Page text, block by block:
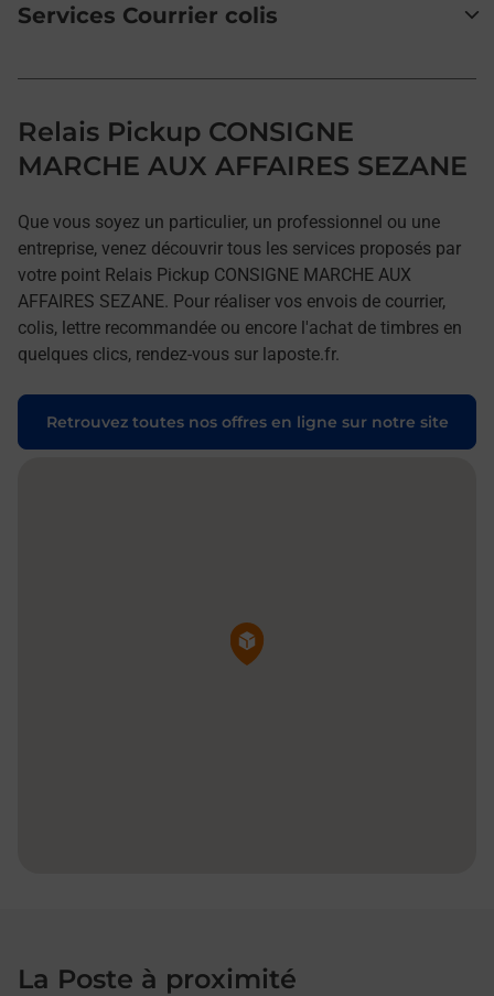
Services Courrier colis
Relais Pickup CONSIGNE
MARCHE AUX AFFAIRES SEZANE
Que vous soyez un particulier, un professionnel ou une
entreprise, venez découvrir tous les services proposés par
votre point Relais Pickup CONSIGNE MARCHE AUX
AFFAIRES SEZANE. Pour réaliser vos envois de courrier,
colis, lettre recommandée ou encore l'achat de timbres en
quelques clics, rendez-vous sur laposte.fr.
Retrouvez toutes nos offres en ligne sur notre site
Pin de la carte
La Poste à proximité